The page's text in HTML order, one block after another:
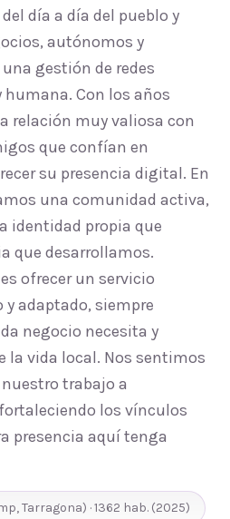
día a día del pueblo y
autónomos y
gestión de redes
Con los años
relación muy valiosa con
que confían en
su presencia digital. En
una comunidad activa,
identidad propia que
que desarrollamos.
ofrecer un servicio
adaptado, siempre
negocio necesita y
la vida local. Nos sentimos
trabajo a
los vínculos
presencia aquí tenga
,Tarragona) ·1362 hab. (2025)